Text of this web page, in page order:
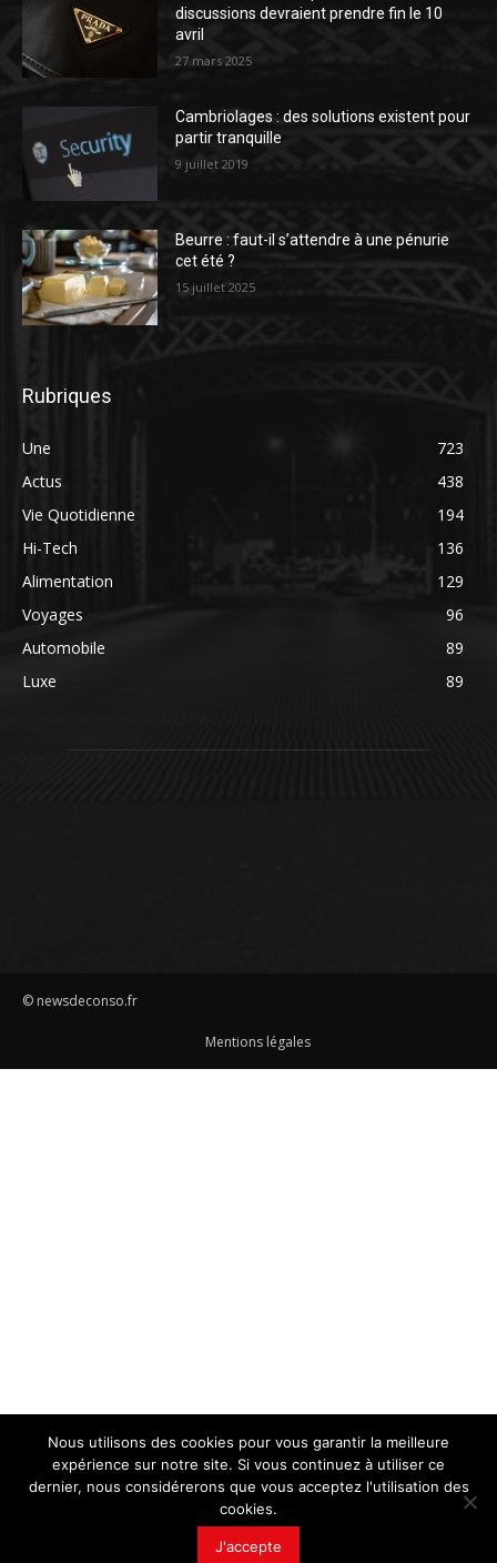
discussions devraient prendre fin le 10
avril
27 mars 2025
Cambriolages : des solutions existent pour
partir tranquille
9 juillet 2019
Beurre : faut-il s’attendre à une pénurie
cet été ?
15 juillet 2025
Rubriques
Une
723
Actus
438
Vie Quotidienne
194
Hi-Tech
136
Alimentation
129
Voyages
96
Automobile
89
Luxe
89
© newsdeconso.fr
Mentions légales
Nous utilisons des cookies pour vous garantir la meilleure
expérience sur notre site. Si vous continuez à utiliser ce
dernier, nous considérerons que vous acceptez l'utilisation des
cookies.
J'accepte